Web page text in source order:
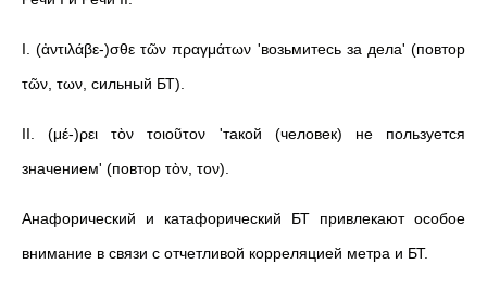
I. (ἀντιλάβε-)σθε τῶν πραγμάτων 'возьмитесь за дела' (повтор
τῶν, των, сильный БТ).
II. (μέ-)ρει τὸν τοιοῦτον 'такой (человек) не пользуется
значением' (повтор τὸν, τον).
Анафорический и катафорический БТ привлекают особое
внимание в связи с отчетливой корреляцией метра и БТ.